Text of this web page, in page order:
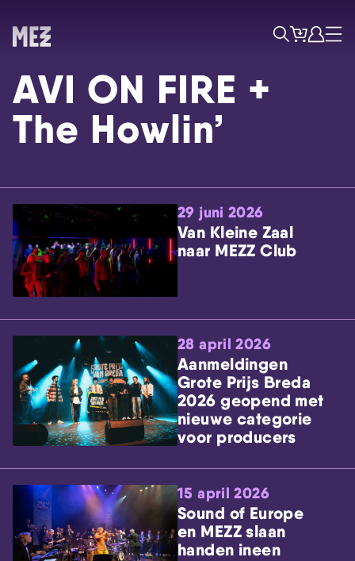
Skip navigatie
ZoekTicketsAccount
Menu
AVI ON FIRE +
The Howlin’
29 juni 2026
Van Kleine Zaal
naar MEZZ Club
28 april 2026
Aanmeldingen
Grote Prijs Breda
2026 geopend met
nieuwe categorie
voor producers
15 april 2026
Sound of Europe
en MEZZ slaan
handen ineen